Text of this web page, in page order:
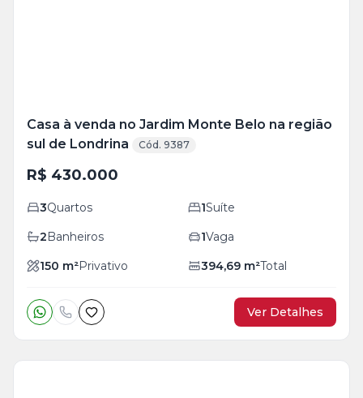
Casa à venda no Jardim Monte Belo na região
sul de Londrina
Cód. 9387
R$ 430.000
3Quartos 1Suíte
2Banheiros 1Vaga
150 m²Privativo 394,69 m²Total
Ver Detalhes